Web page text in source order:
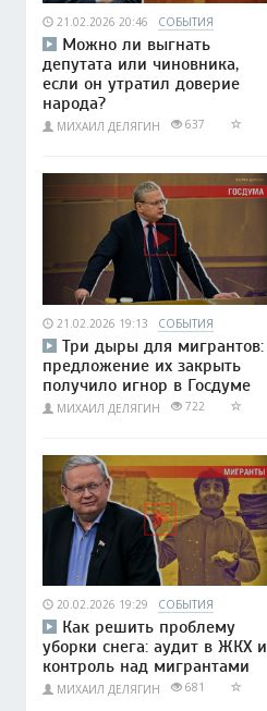
21.02.2026 20:46 СОБЫТИЯ
Можно ли выгнать
депутата или чиновника,
если он утратил доверие
народа?
МИХАИЛ ДЕЛЯГИН 637
21.02.2026 19:13 СОБЫТИЯ
Три дыры для мигрантов:
предложение их закрыть
получило игнор в Госдуме
МИХАИЛ ДЕЛЯГИН 722
20.02.2026 19:29 СОБЫТИЯ
Как решить проблему
уборки снега: аудит в ЖКХ и
контроль над мигрантами
МИХАИЛ ДЕЛЯГИН 681